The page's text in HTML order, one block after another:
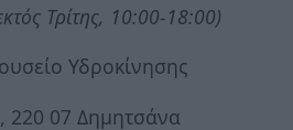
Τρίτης, 10:00-18:00)
Υδροκίνησης
220 07 Δημητσάνα